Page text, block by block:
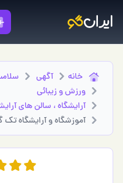
خانه آگهی
ورزش و زیبائی
آرايشگاه ، سالن های
آموزشگاه و آرایشگاه